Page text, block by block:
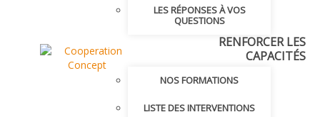
LES RÉPONSES À VOS
QUESTIONS
RENFORCER LES
CAPACITÉS
NOS FORMATIONS
LISTE DES INTERVENTIONS